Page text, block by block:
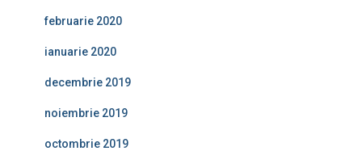
februarie 2020
ianuarie 2020
decembrie 2019
noiembrie 2019
octombrie 2019